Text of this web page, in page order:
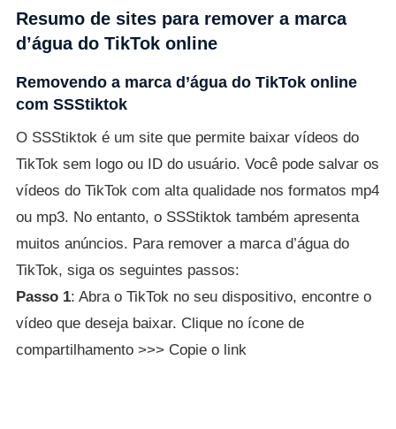
Resumo de sites para remover a marca
d’água do TikTok online
Removendo a marca d’água do TikTok online
com SSStiktok
O SSStiktok é um site que permite baixar vídeos do
TikTok sem logo ou ID do usuário. Você pode salvar os
vídeos do TikTok com alta qualidade nos formatos mp4
ou mp3. No entanto, o SSStiktok também apresenta
muitos anúncios. Para remover a marca d’água do
TikTok, siga os seguintes passos:
Passo 1: Abra o TikTok no seu dispositivo, encontre o
vídeo que deseja baixar. Clique no ícone de
compartilhamento >>> Copie o link